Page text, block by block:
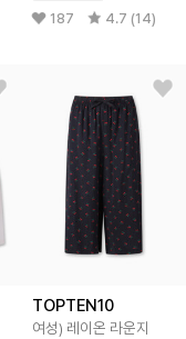
187 4.7 (14)
TOPTEN10
여성) 레이온 라운지